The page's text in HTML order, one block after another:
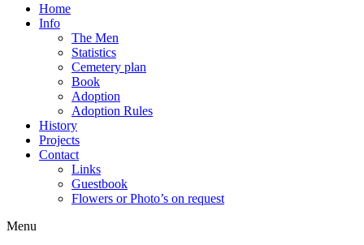
Home
Info
The Men
Statistics
Cemetery plan
Book
Adoption
Adoption Rules
History
Projects
Contact
Links
Guestbook
Flowers or Photo’s on request
Menu